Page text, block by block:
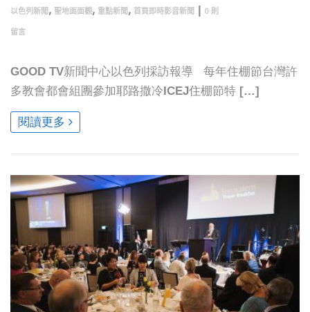
以色列新聞 , 聖地面面觀, 重點新聞 , 首頁即時影音新聞 | 0 則
留言
GOOD TV新聞中心以色列採訪報導 每年住棚節台灣許
多教會都會組團參加耶路撒冷ICEJ住棚節特 […]
閱讀更多